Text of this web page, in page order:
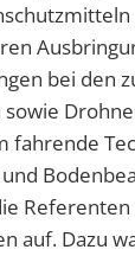
bei den
sowie
fahrende
Referenten
auf. Dazu